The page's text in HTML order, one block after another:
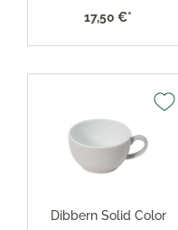
17,50 €*
Dibbern Solid Color